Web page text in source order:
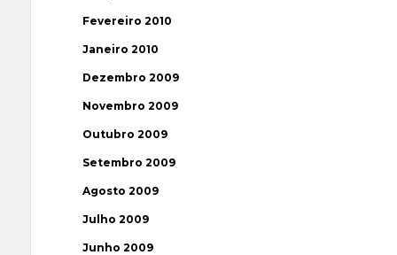
Fevereiro 2010
Janeiro 2010
Dezembro 2009
Novembro 2009
Outubro 2009
Setembro 2009
Agosto 2009
Julho 2009
Junho 2009